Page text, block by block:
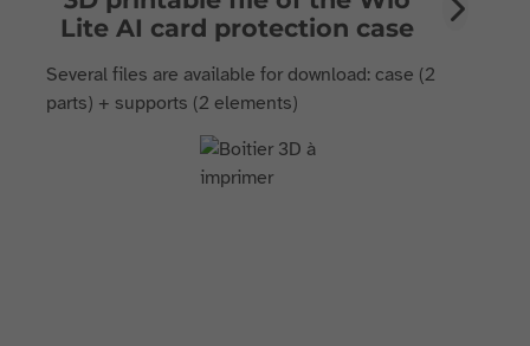
Lite AI card protection case
Several files are available for download: case (2
parts) + supports (2 elements)